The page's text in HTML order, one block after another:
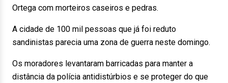
Ortega com morteiros caseiros e pedras.
A cidade de 100 mil pessoas que já foi reduto
sandinistas parecia uma zona de guerra neste domingo.
Os moradores levantaram barricadas para manter a
distância da polícia antidistúrbios e se proteger do que